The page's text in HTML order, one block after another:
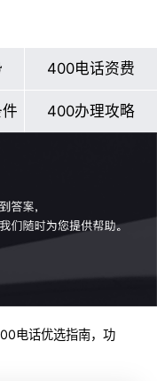
400电话资费
400办理攻略
电话优选指南，功